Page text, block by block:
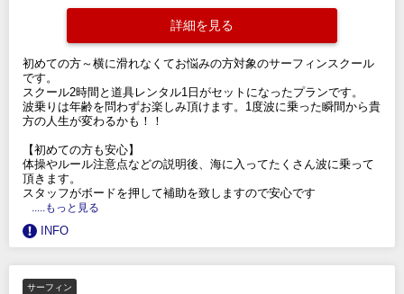
詳細を見る
初めての方～横に滑れなくてお悩みの方対象のサーフィンスクール
です。
スクール2時間と道具レンタル1日がセットになったプランです。
波乗りは年齢を問わずお楽しみ頂けます。1度波に乗った瞬間から貴
方の人生が変わるかも！！
【初めての方も安心】
体操やルール注意点などの説明後、海に入ってたくさん波に乗って
頂きます。
スタッフがボードを押して補助を致しますので安心です
.....もっと見る
INFO
サーフィン